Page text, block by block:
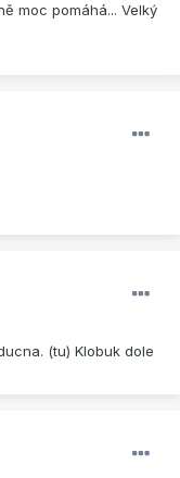
moc pomáhá... Velký
(tu) Klobuk dole